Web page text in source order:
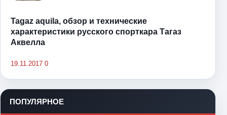
Tagaz aquila, обзор и технические
характеристики русского спорткара Тагаз
Аквелла
19.11.2017 0
ПОПУЛЯРНОЕ